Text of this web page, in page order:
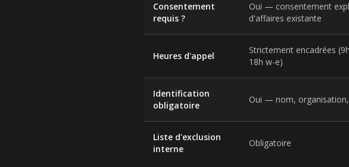
Consentement
requis ?
Oui — consentement
d'affaires existante
Heures d'appel
Strictement encadrées
18h w-e)
Identification
obligatoire
Oui — nom,
Liste d'exclusion
interne
Obligatoire